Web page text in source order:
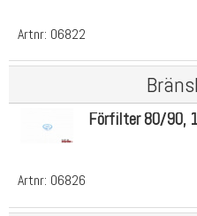
Artnr: 06822
Artnr: 06826
Förfilter 80/90,